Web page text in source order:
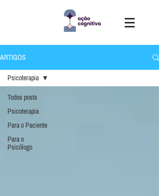
ARTIGOS
Todos posts
Psicoterapia
Para o Paciente
Para o
Psicólogo
Psicoterapia